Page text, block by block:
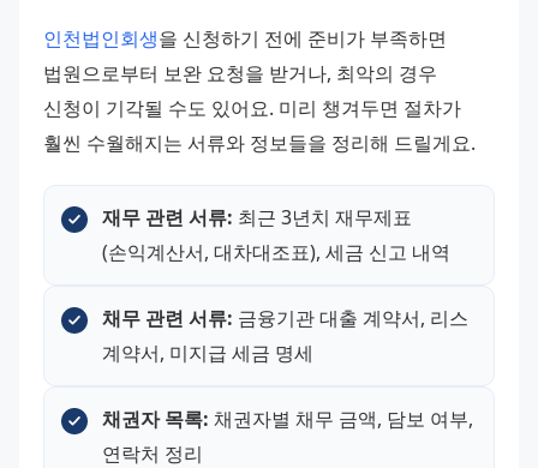
인천법인회생을 신청하기 전에 준비가 부족하면
법원으로부터 보완 요청을 받거나, 최악의 경우
신청이 기각될 수도 있어요. 미리 챙겨두면 절차가
훨씬 수월해지는 서류와 정보들을 정리해 드릴게요.
재무 관련 서류: 최근 3년치 재무제표
(손익계산서, 대차대조표), 세금 신고 내역
채무 관련 서류: 금융기관 대출 계약서, 리스
계약서, 미지급 세금 명세
채권자 목록: 채권자별 채무 금액, 담보 여부,
연락처 정리